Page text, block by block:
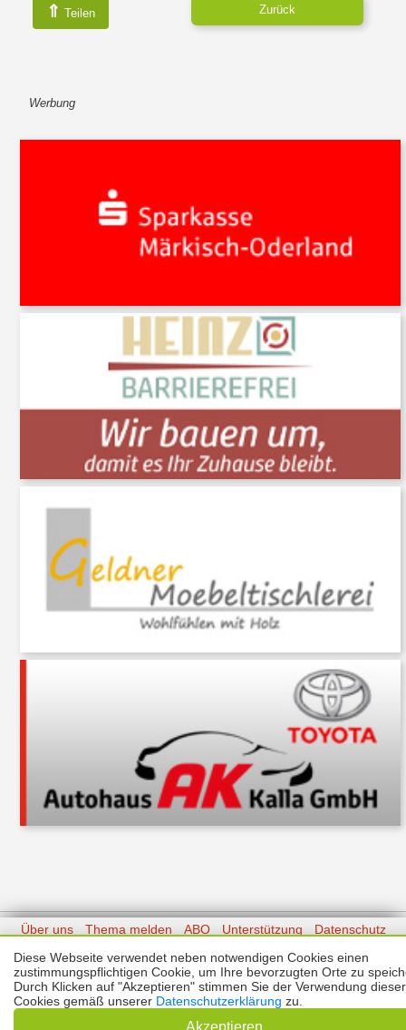
⇑ Teilen Zurück
Werbung
Kontakt
Über uns Thema melden ABO Unterstützung
Datenschutz
Impressum
🌙 Dark Mode
Copyright © 2026 |Prinzmediaconcept.de
Diese Webseite verwendet neben notwendigen Cookies einen
zustimmungspflichtigen Cookie, um Ihre bevorzugten Orte zu
Durch Klicken auf "Akzeptieren" stimmen Sie der Verwendung dieser
Cookies gemäß unserer Datenschutzerklärung zu.
Akzeptieren